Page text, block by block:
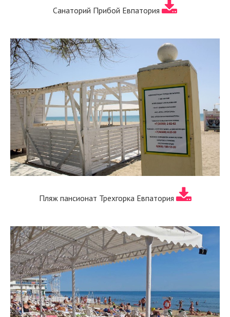
Санаторий Прибой Евпатория
Пляж пансионат Трехгорка Евпатория